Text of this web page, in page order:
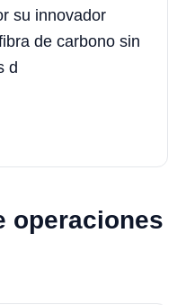
su innovador
de carbono sin
d
operaciones